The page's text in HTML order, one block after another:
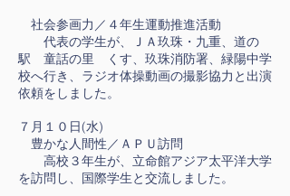
社会参画力／４年生運動推進活動
代表の学生が、ＪＡ玖珠・九重、道の
駅 童話の里 くす、玖珠消防署、緑陽中学
校へ行き、ラジオ体操動画の撮影協力と出演
依頼をしました。
７月１０日(水)
豊かな人間性／ＡＰＵ訪問
高校３年生が、立命館アジア太平洋大学
を訪問し、国際学生と交流しました。